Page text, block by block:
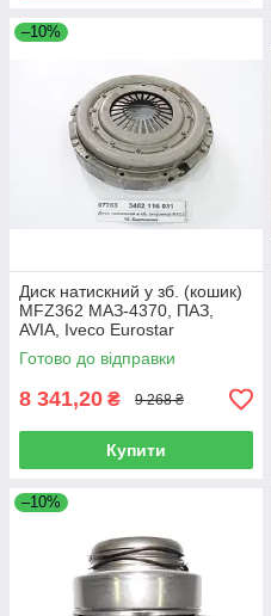
–10%
Диск натискний у зб. (кошик)
MFZ362 МАЗ-4370, ПАЗ,
AVIA, Iveco Eurostar
(E.Sassone, Італія) 3482 125
512 (8998
Готово до відправки
8 341,20 ₴ 9 268 ₴
Купити
–10%